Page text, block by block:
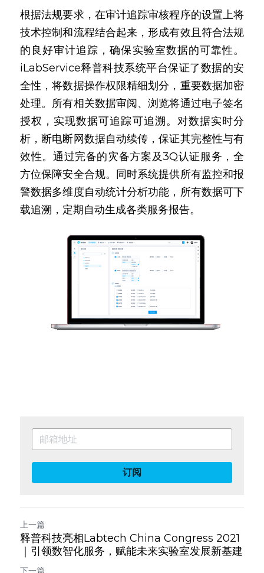
根据法规要求，在审计追踪审核程序的设置上将
技术控制和流程结合起来，形成有效且符合法规
的良好审计追踪，确保实验室数据的可靠性。
iLabService释普科技系统平台保证了数据的安
全性，将数据操作权限精细划分，重要数据加密
处理。所有相关数据审阅、浏览将通过电子签名
授权，实现数据可追踪可追溯。对数据实时分
析，断电断网数据自动续传，保证其完整性与有
效性。通过完备的灾备方案及3Q认证服务，全
方位保障安全合规。同时系统提供所有监控和报
警数据多维度自动统计分析功能，所有数据可下
载追溯，定期自动生成各类服务报告。
订阅
上一篇
释普科技亮相Labtech China Congress 2021
｜引领数智化服务，赋能未来实验室发展新基建
下一篇